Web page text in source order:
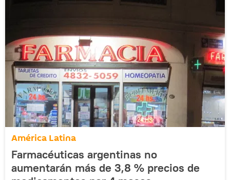
América Latina
Farmacéuticas argentinas no
aumentarán más de 3,8 % precios de